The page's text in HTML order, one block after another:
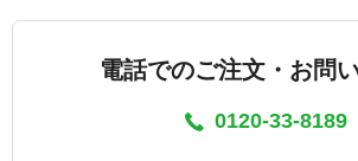
電話でのご注文・お問
0120-33-8189